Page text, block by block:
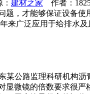
建材之家 作者：
，才能够保证设备
来广泛应用于给排水
某公路监理科研机构
显微镜的倍数要求很